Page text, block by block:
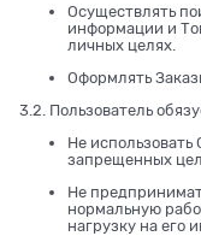
Осуществлять
информации и
личных целях.
Оформлять
3.2. Пользователь
Не
запрещенных
Не
нормальную
нагрузку на его